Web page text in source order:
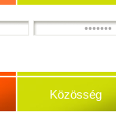
Közösség